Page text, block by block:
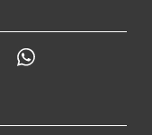
LinkedIn